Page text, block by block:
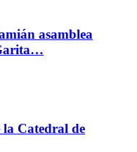
asamblea
Catedral de